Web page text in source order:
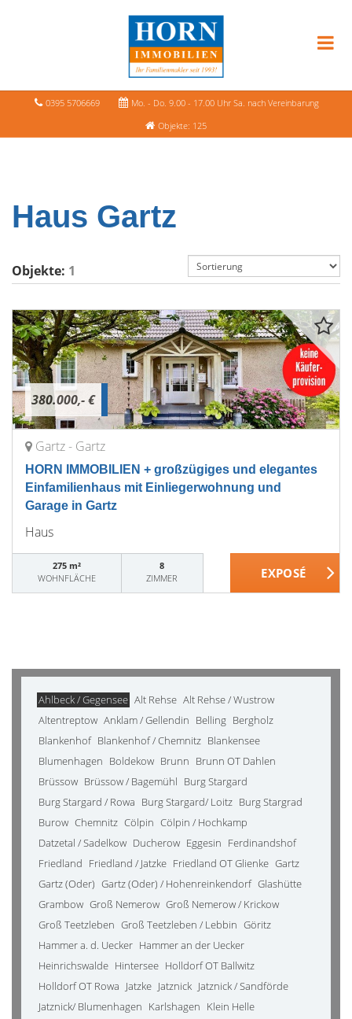
0395 5706669
Mo. - Do. 9.00 - 17.00 Uhr Sa. nach Vereinbarung
Objekte: 125
Haus Gartz
Objekte: 1
380.000,- €
Gartz - Gartz
HORN IMMOBILIEN + großzügiges und elegantes
Einfamilienhaus mit Einliegerwohnung und
Garage in Gartz
Haus
275 m²
WOHNFLÄCHE
8
ZIMMER
Ahlbeck / Gegensee Alt Rehse Alt Rehse / Wustrow
Altentreptow Anklam / Gellendin Belling Bergholz
Blankenhof Blankenhof / Chemnitz Blankensee
Blumenhagen Boldekow Brunn Brunn OT Dahlen
Brüssow Brüssow / Bagemühl Burg Stargard
Burg Stargard / Rowa Burg Stargard/ Loitz Burg Stargrad
Burow Chemnitz Cölpin Cölpin / Hochkamp
Datzetal / Sadelkow Ducherow Eggesin Ferdinandshof
Friedland Friedland / Jatzke Friedland OT Glienke Gartz
Gartz (Oder) Gartz (Oder) / Hohenreinkendorf Glashütte
Grambow Groß Nemerow Groß Nemerow / Krickow
Groß Teetzleben Groß Teetzleben / Lebbin Göritz
Hammer a. d. Uecker Hammer an der Uecker
Heinrichswalde Hintersee Holldorf OT Ballwitz
Holldorf OT Rowa Jatzke Jatznick Jatznick / Sandförde
Jatznick/ Blumenhagen Karlshagen Klein Helle